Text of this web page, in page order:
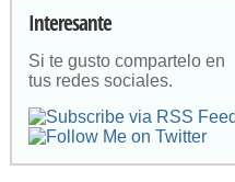
Interesante
Si te gusto compartelo en
tus redes sociales.